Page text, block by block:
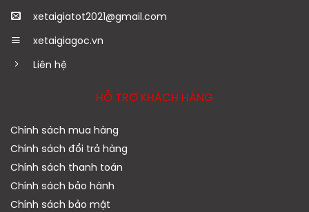
xetaigiatot2021@gmail.com
xetaigiagoc.vn
Liên hệ
HỖ TRỢ KHÁCH HÀNG
Chính sách mua hàng
Chính sách đổi trả hàng
Chính sách thanh toán
Chính sách bảo hành
Chính sách bảo mật